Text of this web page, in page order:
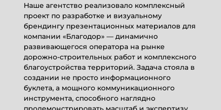
Наше агентство реализовало комплексный
проект по разработке и визуальному
брендингу презентационных материалов для
компании «Благодор» — динамично
развивающегося оператора на рынке
дорожно-строительных работ и комплексного
благоустройства территорий. Задача стояла в
создании не просто информационного
буклета, а мощного коммуникационного
инструмента, способного наглядно